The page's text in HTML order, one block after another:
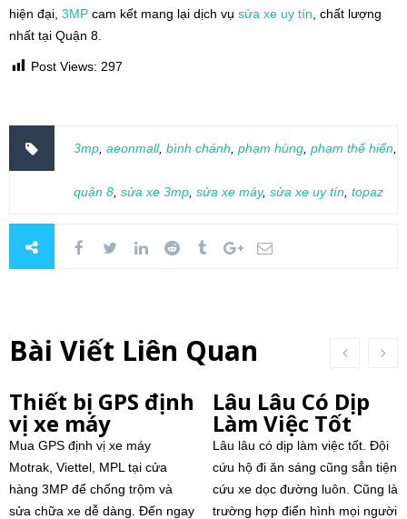
hiện đại, 3MP cam kết mang lại dịch vụ sửa xe uy tín , chất lượng
nhất tại Quận 8.
Post Views: 297
3mp aeonmall, bình chánh phạm hùng phạm thế hiển
quận 8 sửa xe 3mp sửa xe máy, sửa xe uy tín topaz
Bài Viết Liên Quan
Thiết bị GPS định
vị xe máy
Mua GPS định vị xe máy
Motrak, Viettel, MPL tại cửa
hàng 3MP để chống trộm và
sửa chữa xe dễ dàng. Đến ngay
Lâu Lâu Có Dịp
Làm Việc Tốt
Lâu lâu có dịp làm việc tốt. Đội
cứu hộ đi ăn sáng cũng sẳn tiện
cứu xe dọc đường luôn. Cũng là
trường hợp điển hình mọi người